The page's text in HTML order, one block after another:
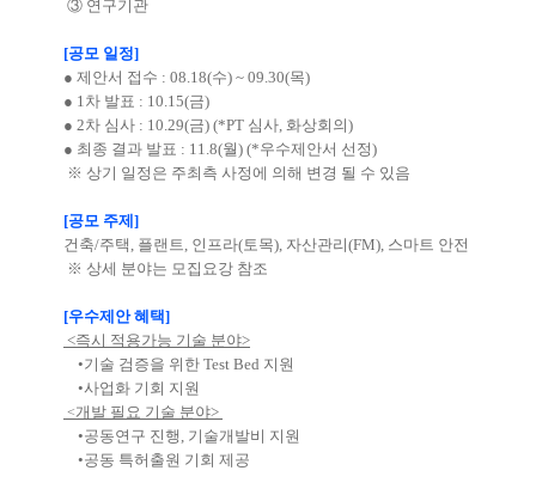
③ 연구기관
[공모 일정]
● 제안서 접수 : 08.18(수) ~ 09.30(목)
● 1차 발표 : 10.15(금)
● 2차 심사 : 10.29(금) (*PT 심사, 화상회의)
● 최종 결과 발표 : 11.8(월) (*우수제안서 선정)
※ 상기 일정은 주최측 사정에 의해 변경 될 수 있음
[공모 주제]
건축/주택, 플랜트, 인프라(토목), 자산관리(FM), 스마트 안전
※ 상세 분야는 모집요강 참조
[우수제안 혜택]
<즉시 적용가능 기술 분야>
•기술 검증을 위한 Test Bed 지원
•사업화 기회 지원
<개발 필요 기술 분야>
•공동연구 진행, 기술개발비 지원
•공동 특허출원 기회 제공